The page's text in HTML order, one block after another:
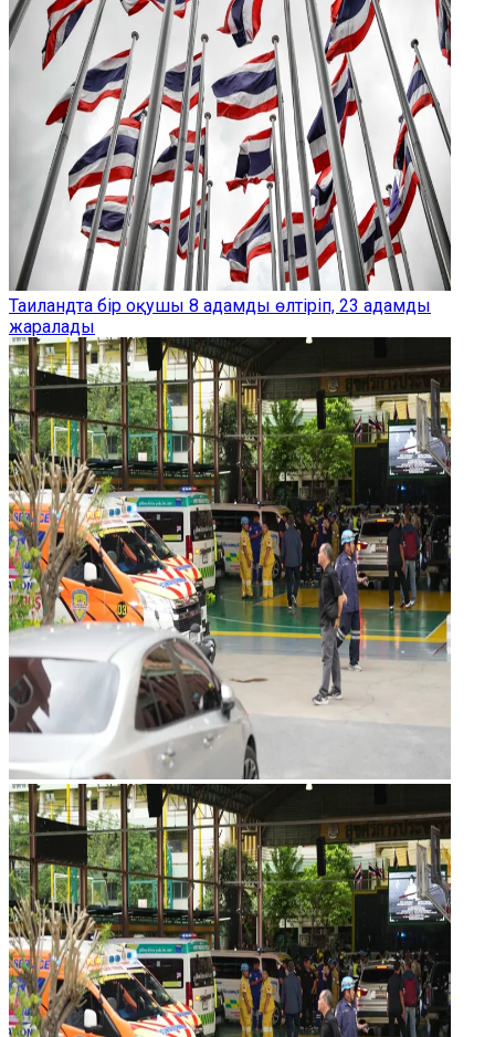
Таиландта бір оқушы 8 адамды өлтіріп, 23 адамды
жаралады